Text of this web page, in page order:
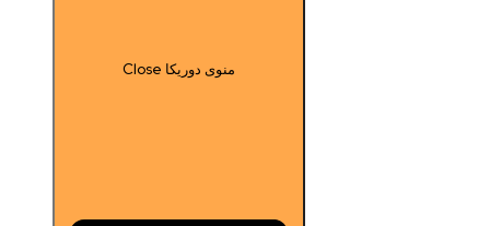
Close منوی دوریکا